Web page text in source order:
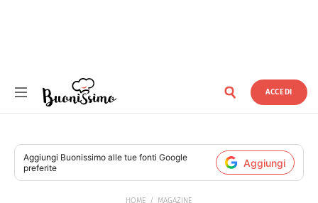
ACCEDI
Aggiungi Buonissimo alle tue fonti Google
preferite
Aggiungi
HOME MAGAZINE